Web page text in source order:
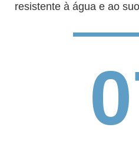
resistente à água e ao